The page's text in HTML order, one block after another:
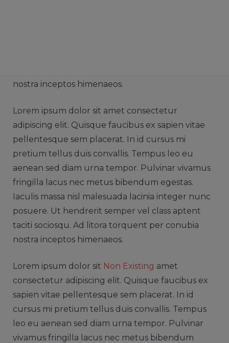
nostra inceptos himenaeos.
Lorem ipsum dolor sit amet consectetur
adipiscing elit. Quisque faucibus ex sapien vitae
pellentesque sem placerat. In id cursus mi
pretium tellus duis convallis. Tempus leo eu
aenean sed diam urna tempor. Pulvinar vivamus
fringilla lacus nec metus bibendum egestas.
Iaculis massa nisl malesuada lacinia integer nunc
posuere. Ut hendrerit semper vel class aptent
taciti sociosqu. Ad litora torquent per conubia
nostra inceptos himenaeos.
Lorem ipsum dolor sit Non Existing amet
consectetur adipiscing elit. Quisque faucibus ex
sapien vitae pellentesque sem placerat. In id
cursus mi pretium tellus duis convallis. Tempus
leo eu aenean sed diam urna tempor. Pulvinar
vivamus fringilla lacus nec metus bibendum